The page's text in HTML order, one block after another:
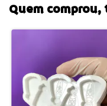
Quem comprou,